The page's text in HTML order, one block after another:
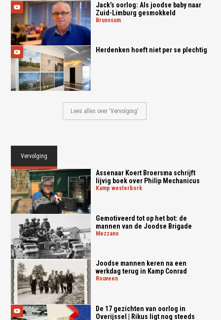
Jack’s oorlog: Als joodse baby naar
Zuid-Limburg gesmokkeld
brunssum
Herdenken hoeft niet per se plechtig
Lees alles over 'Vervolging'
Vervolging
Assenaar Koert Broersma schrijft
lijvig boek over Philip Mechanicus
kamp westerbork
Gemotiveerd tot op het bot: de
mannen van de Joodse Brigade
mezzano
Joodse mannen keren na een
werkdag terug in Kamp Conrad
rouveen
De 17 gezichten van oorlog in
Overijssel | Rikus ligt nog steeds